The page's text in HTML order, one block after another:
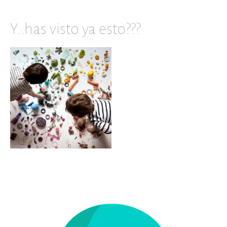
Y…has visto ya esto???